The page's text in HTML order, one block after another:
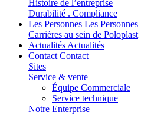
Histoire de l’entreprise
Durabilité . Compliance
Les Personnes Les Personnes
Carrières au sein de Poloplast
Actualités Actualités
Contact Contact
Sites
Service & vente
Équipe Commerciale
Service technique
Notre Enterprise